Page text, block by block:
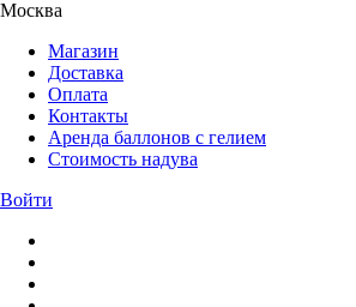
Москва
Магазин
Доставка
Оплата
Контакты
Аренда баллонов с гелием
Стоимость надува
Войти